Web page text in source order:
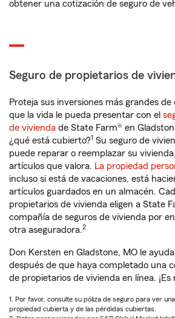
obtener una cotización de seguro de
Seguro de propietarios de
Proteja sus inversiones más grandes
que la vida le pueda presentar con el
de vivienda de State Farm® en
¿qué está cubierto?1 Su seguro de
puede reparar o reemplazar su
artículos que valora. La propiedad
incluso si está de vacaciones, está
artículos guardados en un almacén.
propietarios de vivienda eligen a State
compañía de seguros de vivienda por
otra aseguradora.2
Don Kersten en Gladstone, MO le
después de que haya completado una
de propietarios de vivienda en línea. ¡Es
1. Por favor, consulte su póliza de seguro para ver
propiedad cubierta y de las pérdidas cubiertas.